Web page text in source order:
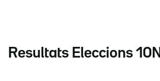
Resultats Eleccions 10N